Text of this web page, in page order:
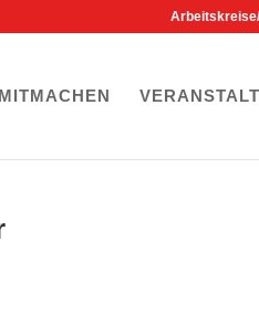
MITMACHEN